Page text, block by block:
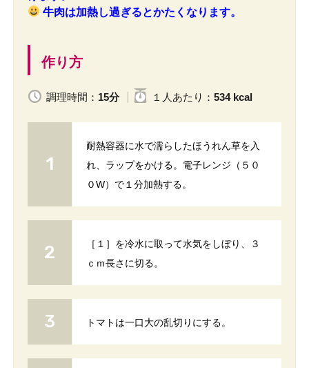
牛肉は加熱し過ぎるとかたくなります。
作り方
調理時間： 15分 １人 あたり ： 534 kcal
耐熱容器に水で濡らしたほうれん草を入
れ、ラップをかける。電子レンジ（５０
０W）で１分加熱する。
［１］を冷水に取って水気をしぼり、３
ｃｍ長さに切る。
トマトは一口大の乱切りにする。